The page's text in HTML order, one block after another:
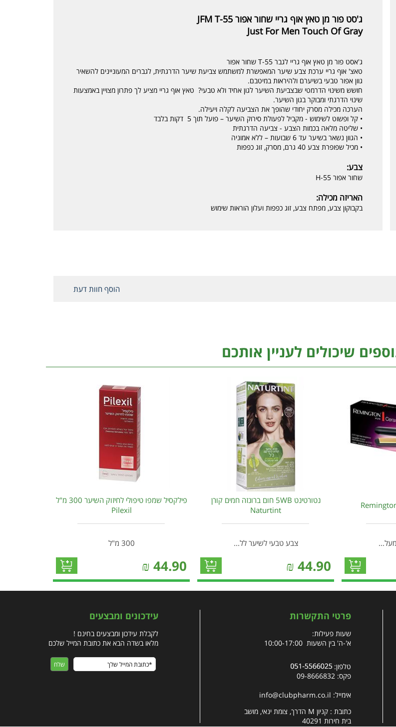
ג'סט פור מן טאץ אוף גריי שחור אפור JFM T-55
Just For Men Touch Of Gray
ג'אסט פור מן טאץ אוף גריי לגבר T-55 שחור אפור
טאצ' אוף גריי ערכת צבע שיער המאפשרת למשתמש צביעת שיער הדרגתית, לגברים המעוניינים להשאיר
גוון אפור טבעי בשיערם ולהיראות במיטבם.
חושש משינוי הדרמטי שבצביעת השיער לגון אחיד ולא טבעי? טאץ אוף גריי מציע לך פתרון מצויין באמצעות
שינוי הדרגתי ומבוקר בגון השיער.
הערכה מכילה מסרק יחודי שהופך את הצביעה לקלה ויעילה.
• קל ופשוט לשימוש - מקביל לפעולת סירוק השיער – פועל תוך 5 דקות בלבד
• שליטה מלאה בכמות הצבע - צביעה הדרגתית
• הגוון נשאר בשיער עד 6 שבועות – ללא אמוניה
• מכיל שפופרת צבע 40 גרם, מסרק, זוג כפפות
צבע:
שחור אפור H-55
האריזה מכילה:
בקבוקון צבע, מפתח צבע, זוג כפפות ועלון הוראות שימוש
הוסף חוות דעת
שיכולים לעניין אותכם
נטורטינט 5WB חום ברונזה חמים קורן
Naturtint
צבע טבעי לשיער לל...
44.90
₪
פילקסיל שמפו טיפולי לחיזוק השיער 300 מ"ל
Pilexil
300 מ"ל
44.90
₪
פרטי התקשרות
שעות פעילות:
א'-ה' בין השעות 10:00-17:00
טלפון:
פקס: 09-8666832
אימייל: info@clubpharm.co.il
כתובת : קניון M הדרך, צומת ינאי, מושב
בית חירות 40291
עידכונים ומבצעים
לקבלת עידכון ומבצעים בחינם !
מלאו בשדה הבא את כתובת המייל שלכם